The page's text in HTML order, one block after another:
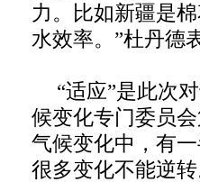
力。比如新疆是
水效率。”杜丹德
“适应”是此次
候变化专门委员
气候变化中，有
很多变化不能逆